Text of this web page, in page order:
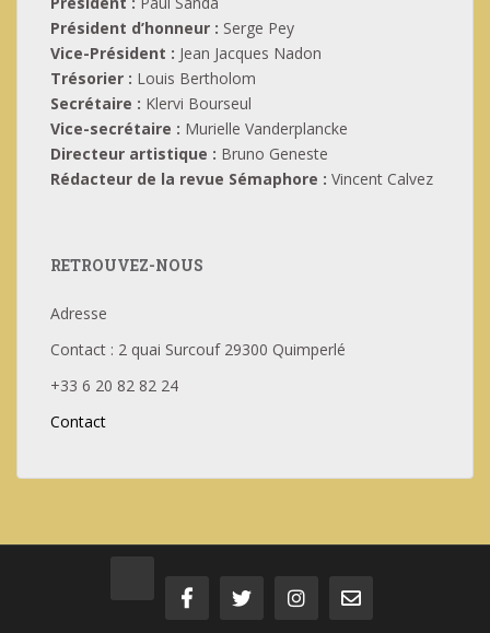
Président d’honneur : Serge Pey
Vice-Président : Jean Jacques Nadon
Trésorier : Louis Bertholom
Secrétaire : Klervi Bourseul
Vice-secrétaire : Murielle Vanderplancke
Directeur artistique : Bruno Geneste
Rédacteur de la revue Sémaphore : Vincent Calvez
RETROUVEZ-NOUS
Adresse
Contact : 2 quai Surcouf 29300 Quimperlé
+33 6 20 82 82 24
Contact